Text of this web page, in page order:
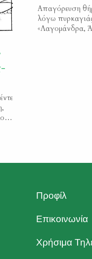
Απαγόρευση
λόγω
«Λαγομάνδρα,
Προφίλ
Επικοινωνία
Χρήσιμα